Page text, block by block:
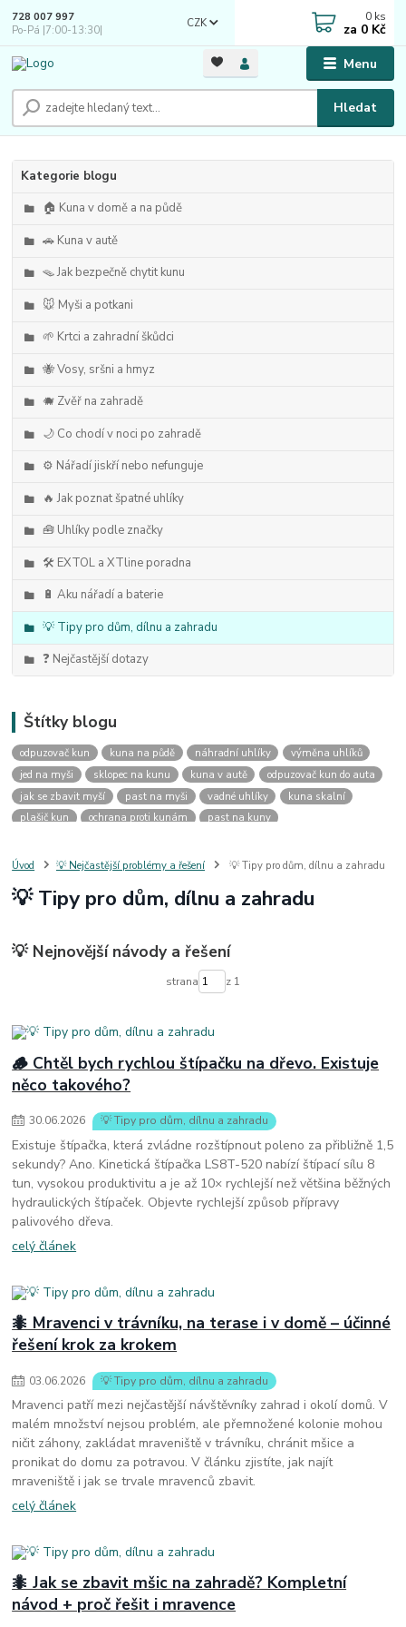
Menu
CZK
Hledat
728 007 997
Po-Pá |7:00-13:30|
0 ks
za 0 Kč
Kategorie blogu
🏠 Kuna v domě a na půdě
🚗 Kuna v autě
🪤 Jak bezpečně chytit kunu
🐭 Myši a potkani
🌱 Krtci a zahradní škůdci
🐝 Vosy, sršni a hmyz
🐗 Zvěř na zahradě
🌙 Co chodí v noci po zahradě
⚙️ Nářadí jiskří nebo nefunguje
🔥 Jak poznat špatné uhlíky
🧰 Uhlíky podle značky
🛠️ EXTOL a XTline poradna
🔋 Aku nářadí a baterie
💡 Tipy pro dům, dílnu a zahradu
❓ Nejčastější dotazy
Štítky blogu
odpuzovač kun kuna na půdě náhradní uhlíky
výměna uhlíků
jed na myši
sklopec na kunu kuna v autě
odpuzovač kun do auta
jak se zbavit myší
past na myši vadné uhlíky
kuna skalní
plašič kun
ochrana proti kunám
past na kuny
past na kunu
myši v domě odpuzovač myší
jak se zbavit vos
štěnice
štěnice v hotelu jak se zbavit kuny
kuna ve střeše
pachový odpuzovač kun
mravenci na zahradě
uhlíky do nařadí
uhlíky do pračky uhlíky do
kde sehnat uhlíky
kde koupit uhlíky
Úvod 💡 Nejčastější problémy a řešení 💡 Tipy pro dům, dílnu a zahradu
💡 Tipy pro dům, dílnu a zahradu
💡 Nejnovější návody a řešení
strana z 1
🪵 Chtěl bych rychlou štípačku na dřevo. Existuje
něco takového?
30.06.2026 💡 Tipy pro dům, dílnu a zahradu
Existuje štípačka, která zvládne rozštípnout poleno za přibližně 1,5
sekundy? Ano. Kinetická štípačka LS8T-520 nabízí štípací sílu 8
tun, vysokou produktivitu a je až 10× rychlejší než většina běžných
hydraulických štípaček. Objevte rychlejší způsob přípravy
palivového dřeva.
celý článek
🐜 Mravenci v trávníku, na terase i v domě – účinné
řešení krok za krokem
03.06.2026 💡 Tipy pro dům, dílnu a zahradu
Mravenci patří mezi nejčastější návštěvníky zahrad i okolí domů. V
malém množství nejsou problém, ale přemnožené kolonie mohou
ničit záhony, zakládat mraveniště v trávníku, chránit mšice a
pronikat do domu za potravou. V článku zjistíte, jak najít
mraveniště i jak se trvale mravenců zbavit.
celý článek
🐜 Jak se zbavit mšic na zahradě? Kompletní
návod + proč řešit i mravence